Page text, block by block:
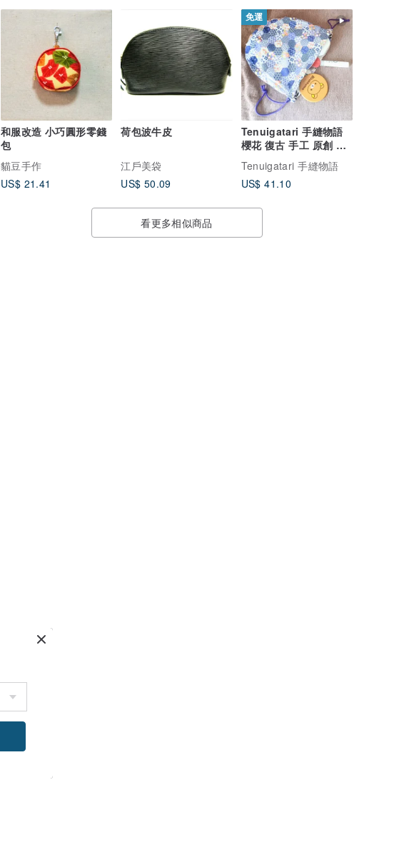
和服改造 小巧圓形零錢
包
貓豆手作
US$ 21.41
荷包波牛皮
江戶美袋
US$ 50.09
免運
Tenuigatari 手縫物語
櫻花 復古 手工 原創 束
口袋 和服包 雙面 收納
和風圖案 日式風格
Tenuigatari 手縫物語
US$ 41.10
看更多相似商品